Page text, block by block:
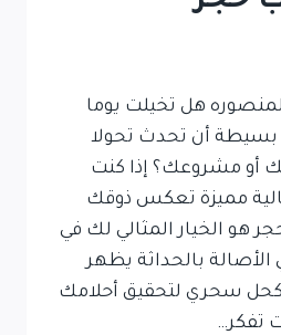
هل تخيلت يوما
أن تحدث تحولا
أو مشروعك؟ إذا كنت
مميزة تعكس ذوقك
هو الخيار المثالي لك في
بالحداثة يظهر
كحل سحري لتحقيق أحلامك
تفكر…